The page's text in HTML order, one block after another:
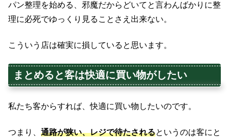
パン整理を始める、邪魔だからどいてと言わんばかりに整
理に必死でゆっくり見ることさえ出来ない。
こういう店は確実に損していると思います。
まとめると客は快適に買い物がしたい
私たち客からすれば、快適に買い物したいのです。
つまり、 通路が狭い、レジで待たされるというのは客にと